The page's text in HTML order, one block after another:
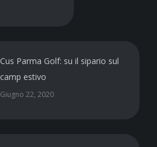
Cus Parma Golf: su il sipario sul
camp estivo
Giugno 22, 2020